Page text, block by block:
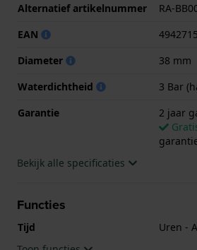
Alternatief artikelnummer
RA-
EAN
Diameter
38 mm
Waterdichtheid
3 Bar
Garantie
2 jaar
Bekijk alle specificaties
Functies
Tijd
Uren -